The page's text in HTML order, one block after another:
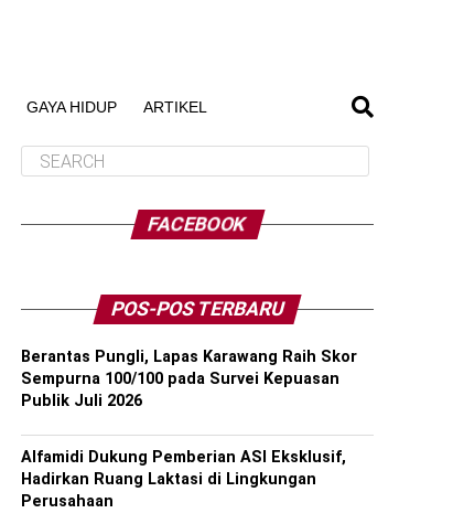
GAYA HIDUP ARTIKEL
FACEBOOK
POS-POS TERBARU
Berantas Pungli, Lapas Karawang Raih Skor
Sempurna 100/100 pada Survei Kepuasan
Publik Juli 2026
Alfamidi Dukung Pemberian ASI Eksklusif,
Hadirkan Ruang Laktasi di Lingkungan
Perusahaan